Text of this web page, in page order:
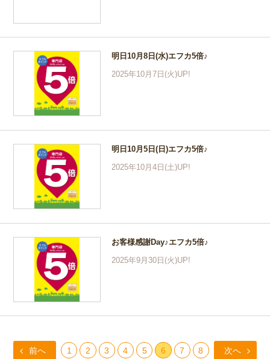
明日10月8日(水)エフカ5倍♪
2025年10月7日(火)UP!
明日10月5日(日)エフカ5倍♪
2025年10月4日(土)UP!
お客様感謝Day♪エフカ5倍♪
2025年9月30日(火)UP!
前へ 1 2 3 4 5 6 7 8 次へ